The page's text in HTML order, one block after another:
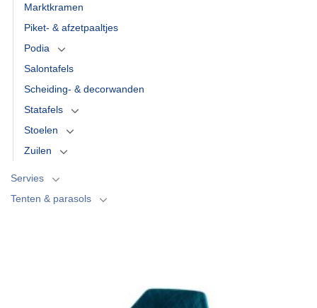
Marktkramen
Piket- & afzetpaaltjes
Podia
Salontafels
Scheiding- & decorwanden
Statafels
Stoelen
Zuilen
Servies
Tenten & parasols